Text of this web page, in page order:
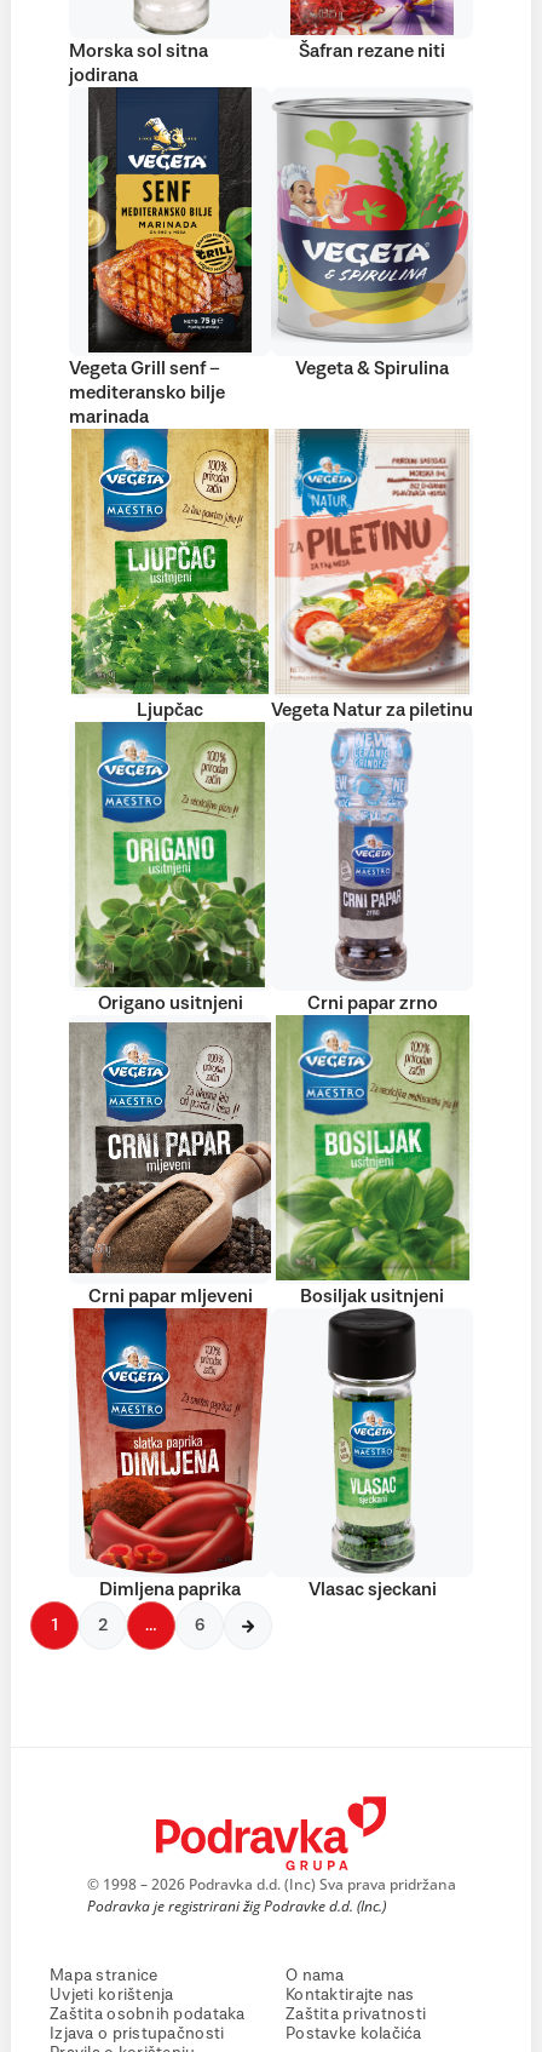
Morska sol sitna
jodirana
Šafran rezane niti
Vegeta Grill senf –
mediteransko bilje
marinada
Vegeta & Spirulina
Ljupčac Vegeta Natur za piletinu
Origano usitnjeni Crni papar zrno
Crni papar mljeveni Bosiljak usitnjeni
Dimljena paprika Vlasac sjeckani
1 2 … 6
© 1998 – 2026 Podravka d.d. (Inc) Sva prava pridržana
Podravka je registrirani žig Podravke d.d. (Inc.)
Mapa stranice
Uvjeti korištenja
Zaštita osobnih podataka
Izjava o pristupačnosti
O nama
Kontaktirajte nas
Zaštita privatnosti
Postavke kolačića